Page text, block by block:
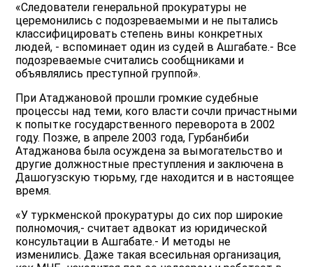
«Следователи генеральной прокуратуры не
церемонились с подозреваемыми и не пытались
классифицировать степень вины конкретных
людей, - вспоминает один из судей в Ашгабате.- Все
подозреваемые считались сообщниками и
объявлялись преступной группой».
При Атаджановой прошли громкие судебные
процессы над теми, кого власти сочли причастными
к попытке государственного переворота в 2002
году. Позже, в апреле 2003 года, Гурбанбиби
Атаджанова была осуждена за вымогательство и
другие должностные преступления и заключена в
Дашогузскую тюрьму, где находится и в настоящее
время.
«У туркменской прокуратуры до сих пор широкие
полномочия,- считает адвокат из юридической
консультации в Ашгабате.- И методы не
изменились. Даже такая всесильная организация,